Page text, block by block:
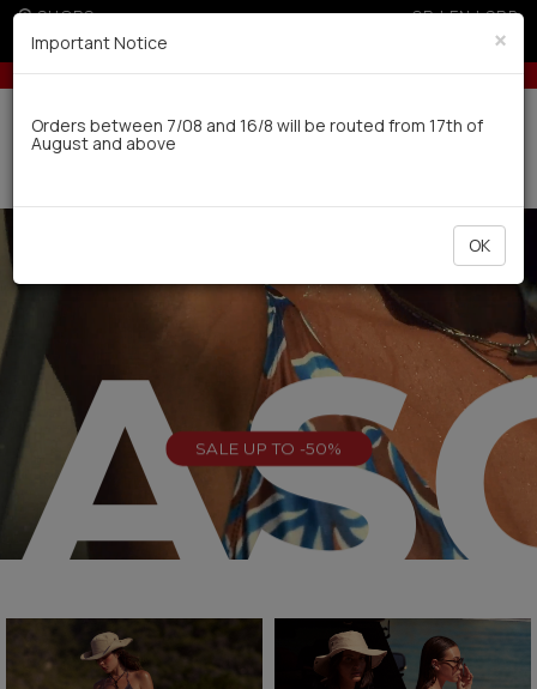
SHOPS GR|EN|SRB
Up to 3 interest-free installments with credit cards
orders over 100€
Delivery in 7-9 working days via UPS
SALE UP TO -50%
×
Important Notice
Orders between 7/08 and 16/8 will be routed from 17th of
August and above
OK